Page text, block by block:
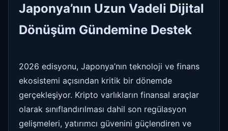
Japonya’nın Uzun Vadeli Dijital
Dönüşüm Gündemine Destek
2026 edisyonu, Japonya’nın teknoloji ve finans
ekosistemi açısından kritik bir dönemde
gerçekleşiyor. Kripto varlıkların finansal araçlar
olarak sınıflandırılması dahil son regülasyon
gelişmeleri, yatırımcı güvenini güçlendiren ve